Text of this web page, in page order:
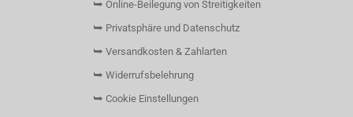
⮩ Online-Beilegung von Streitigkeiten
⮩ Privatsphäre und Datenschutz
⮩ Versandkosten & Zahlarten
⮩ Widerrufsbelehrung
⮩ Cookie Einstellungen